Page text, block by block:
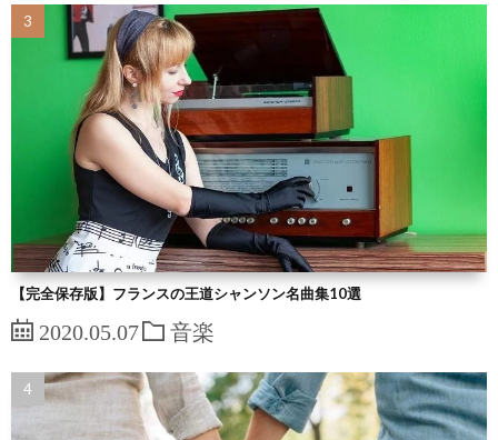
【完全保存版】フランスの王道シャンソン名曲集10選
2020.05.07 音楽